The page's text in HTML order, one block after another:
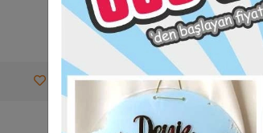
Favorilerime Ekle Tavsiye Et